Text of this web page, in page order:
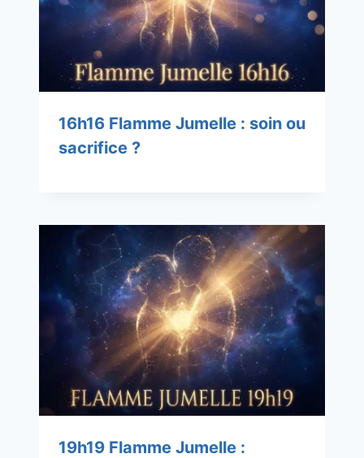
16h16 Flamme Jumelle : soin ou
sacrifice ?
19h19 Flamme Jumelle :